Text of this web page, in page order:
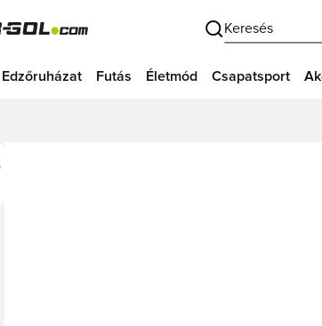
Keresés
Edzőruházat Futás Életmód Csapatsport